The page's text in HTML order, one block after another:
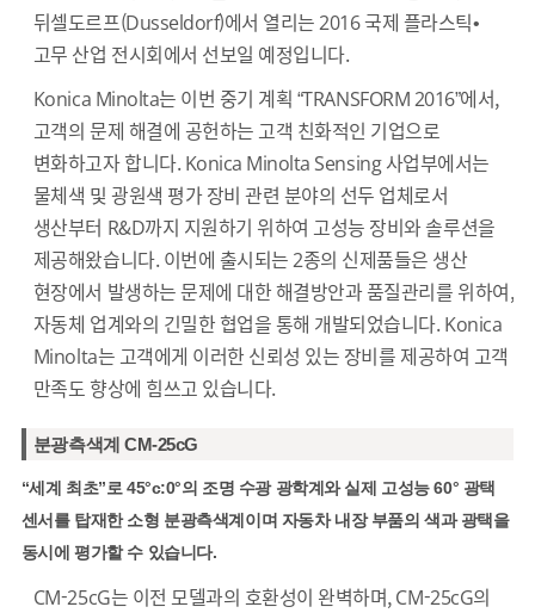
뒤셀도르프(Dusseldorf)에서 열리는 2016 국제 플라스틱•
고무 산업 전시회에서 선보일 예정입니다.
Konica Minolta는 이번 중기 계획 “TRANSFORM 2016”에서,
고객의 문제 해결에 공헌하는 고객 친화적인 기업으로
변화하고자 합니다. Konica Minolta Sensing 사업부에서는
물체색 및 광원색 평가 장비 관련 분야의 선두 업체로서
생산부터 R&D까지 지원하기 위하여 고성능 장비와 솔루션을
제공해왔습니다. 이번에 출시되는 2종의 신제품들은 생산
현장에서 발생하는 문제에 대한 해결방안과 품질관리를 위하여,
자동체 업계와의 긴밀한 협업을 통해 개발되었습니다. Konica
Minolta는 고객에게 이러한 신뢰성 있는 장비를 제공하여 고객
만족도 향상에 힘쓰고 있습니다.
분광측색계 CM-25cG
“세계 최초”로 45°c:0°의 조명 수광 광학계와 실제 고성능 60° 광택
센서를 탑재한 소형 분광측색계이며 자동차 내장 부품의 색과 광택을
동시에 평가할 수 있습니다.
CM-25cG는 이전 모델과의 호환성이 완벽하며, CM-25cG의